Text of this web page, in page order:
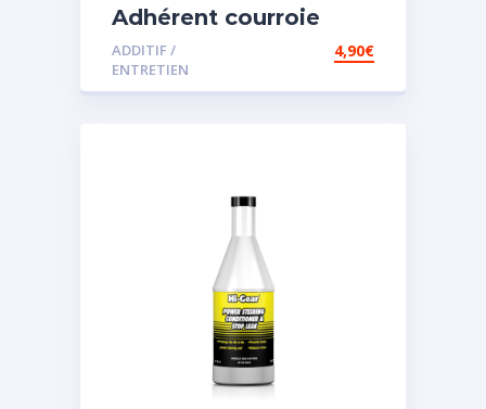
Adhérent courroie
ADDITIF /
ENTRETIEN
4,90€